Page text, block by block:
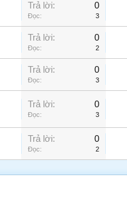
Trả lời: 0
Đọc: 3
Trả lời: 0
Đọc: 2
Trả lời: 0
Đọc: 3
Trả lời: 0
Đọc: 3
Trả lời: 0
Đọc: 2